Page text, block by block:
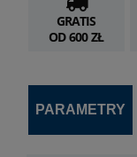
GRATIS
OD 600 ZŁ
PARAMETRY